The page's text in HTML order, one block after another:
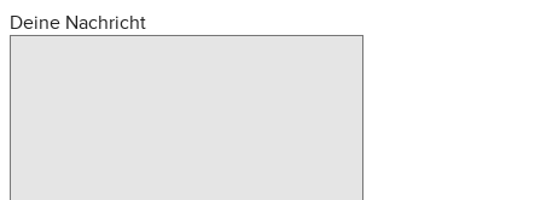
Deine Nachricht